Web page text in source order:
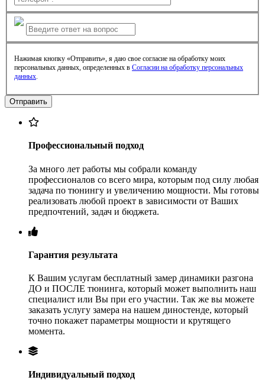
Нажимая кнопку «Отправить», я даю свое согласие на обработку моих
персональных данных, определенных в Согласии на обработку персональных
данных.
Профессиональный подход
За много лет работы мы собрали команду
профессионалов со всего мира, которым под силу любая
задача по тюнингу и увеличению мощности. Мы готовы
реализовать любой проект в зависимости от Ваших
предпочтений, задач и бюджета.
Гарантия результата
К Вашим услугам бесплатный замер динамики разгона
ДО и ПОСЛЕ тюнинга, который может выполнить наш
специалист или Вы при его участии. Так же вы можете
заказать услугу замера на нашем диностенде, который
точно покажет параметры мощности и крутящего
момента.
Индивидуальный подход